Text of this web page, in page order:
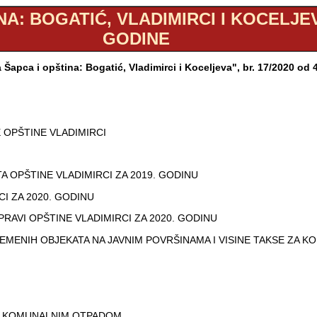
BOGATIĆ, VLADIMIRCI I
GODINE
i opština: Bogatić, Vladimirci i Koceljeva", br. 17/2020 od
OPŠTINE VLADIMIRCI
OPŠTINE VLADIMIRCI ZA 2019. GODINU
ZA 2020. GODINU
OPŠTINE VLADIMIRCI ZA 2020. GODINU
OBJEKATA NA JAVNIM POVRŠINAMA I VISINE TAKSE ZA